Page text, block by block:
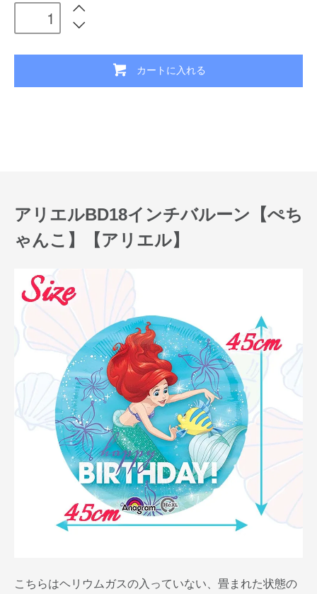
カートに入れる
アリエルBD18インチバルーン【ぺち
ゃんこ】【アリエル】
こちらはヘリウムガスの入っていない、畳まれた状態の